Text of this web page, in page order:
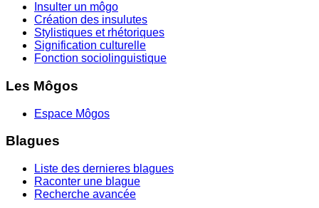
Insulter un môgo
Création des insulutes
Stylistiques et rhétoriques
Signification culturelle
Fonction sociolinguistique
Les Môgos
Espace Môgos
Blagues
Liste des dernieres blagues
Raconter une blague
Recherche avancée